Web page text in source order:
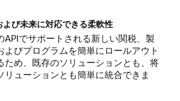
よび未来に対応できる柔軟性
APIでサポートされる新しい関税、製
よびプログラムを簡単にロールアウト
ため、既存のソリューションとも、将
リューションとも簡単に統合できま